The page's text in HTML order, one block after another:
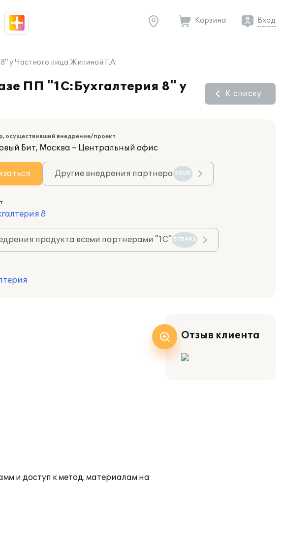
Корзина Вход
у Частного лица Жилиной Г.А.
ПП "1С:Бухгалтерия 8" у
К списку
осуществивший внедрение/проект
Бит, Москва – Центральный офис
Другие внедрения партнера 29151
8
продукта всеми партнерами "1С" 575993
и доступ к метод. материалам на
Отзыв клиента